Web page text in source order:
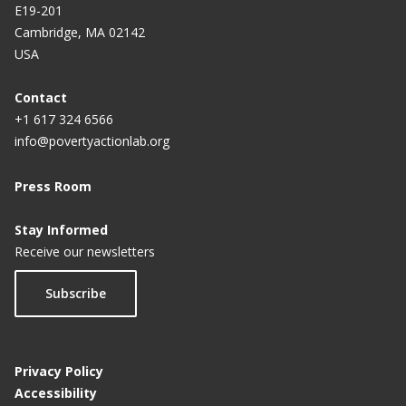
E19-201
Cambridge, MA 02142
USA
Contact
+1 617 324 6566
info@povertyactionlab.org
Press Room
Stay Informed
Receive our newsletters
Subscribe
Privacy Policy
Accessibility